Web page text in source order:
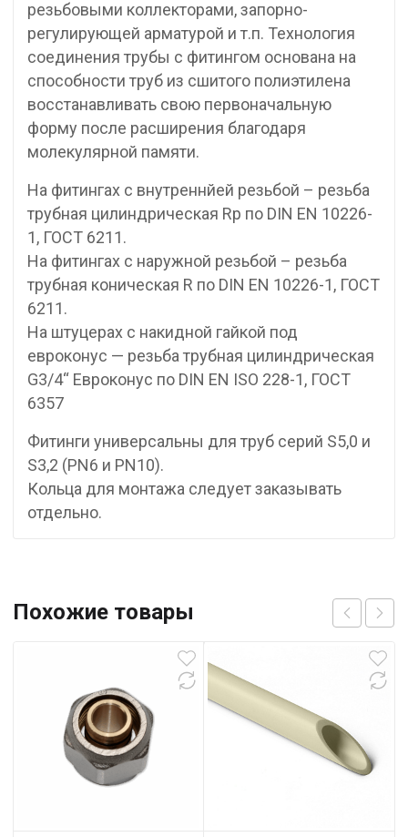
резьбовыми коллекторами, запорно-
регулирующей арматурой и т.п. Технология
соединения трубы с фитингом основана на
способности труб из сшитого полиэтилена
восстанавливать свою первоначальную
форму после расширения благодаря
молекулярной памяти.
На фитингах с внутреннйей резьбой – резьба
трубная цилиндрическая Rp по DIN EN 10226-
1, ГОСТ 6211.
На фитингах с наружной резьбой – резьба
трубная коническая R по DIN EN 10226-1, ГОСТ
6211.
На штуцерах с накидной гайкой под
евроконус — резьба трубная цилиндрическая
G3/4“ Евроконус по DIN EN ISO 228-1, ГОСТ
6357
Фитинги универсальны для труб серий S5,0 и
S3,2 (PN6 и PN10).
Кольца для монтажа следует заказывать
отдельно.
Похожие товары